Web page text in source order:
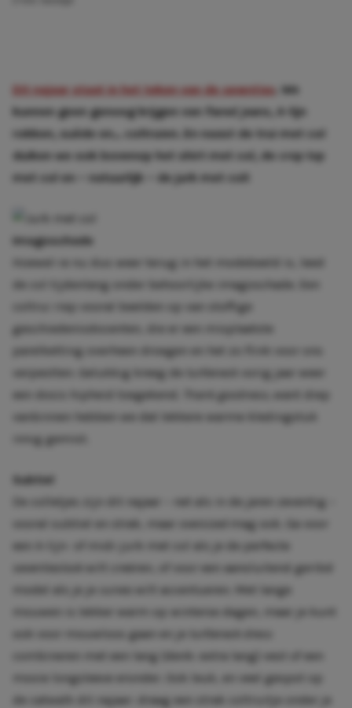
Dit najaar staat in het teken van deseventies We
kunnen geen genoeg krijgen van
flared jeans , A-lijn
rokken, suède en… coltruien. En naast de trui met col
duiken we ook bovenop het shirt met col, de
crop top
met col en – natuurlijk – de jurk met col!
Imagoschade
Hoewel-ie nu dus weer terug in het modebeeld is, leed
de col tijdenlang onder behoorlijke imagoschade. Een
coltrui riep vooral beelden op van stoffige
geschiedenisdocenten, die er een misplaatste
parelketting overheen droegen en het zo flink voor ons
verpestten. Gelukkig kreeg de
vorig jaar weer
een dosis hipheid toegekend.
Thank goodness,
want diep
vanbinnen hebben we dat lekkere warme kledingstuk
innig gemist.
Subtiel
De colletjes zijn dit najaar – net als in de jaren zeventig –
vooral subtiel en strak, maar
oversized
mag ook. Ga voor
een A-lijn- of midi-jurk met col als je de perfecte
seventieslook
wilt creëren, of voor een aansluitend geribd
curves
wilt accentueren. Met lange
mouwen is lekker warm op winterse dagen, maar je kunt
ook voor mouwloos gaan en je
combineren met een lang (denk: extra lang) vest of een
mooie longsleeve eronder. Ook leuk, en veel gespot op
de catwalk dit najaar:
draag een strak coltruitje onder je